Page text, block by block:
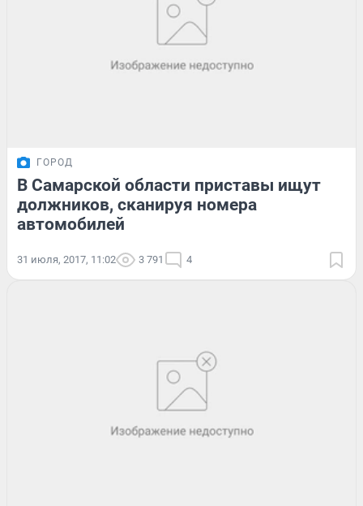
ГОРОД
В Самарской области приставы ищут
должников, сканируя номера
автомобилей
31 июля, 2017, 11:02 3 791 4